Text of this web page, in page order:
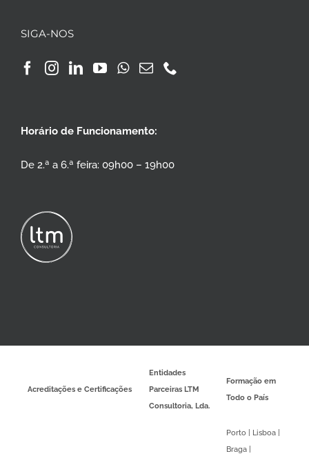
SIGA-NOS
Horário de Funcionamento:
De 2.ª a 6.ª feira: 09h00 – 19h00
Acreditações e Certificações
Entidades
Parceiras LTM
Consultoria, Lda.
Formação em
Todo o País
Porto | Lisboa |
Braga |